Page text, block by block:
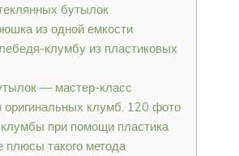
бутылок
из одной емкости
клумбу из пластиковых
— мастер-класс
оригинальных клумб. 120 фото
при помощи пластика
такого метода